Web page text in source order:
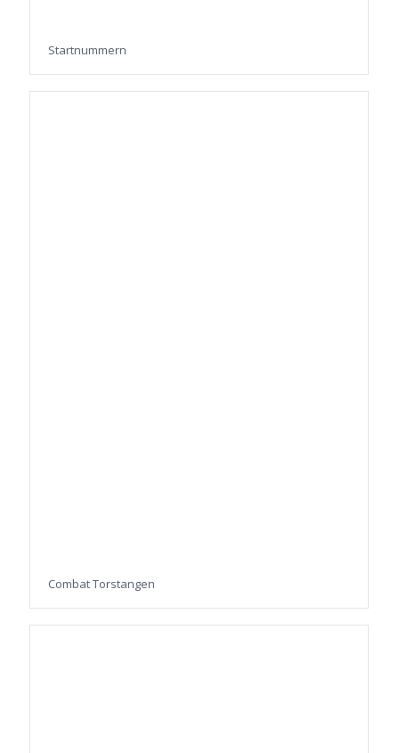
Startnummern
Combat Torstangen